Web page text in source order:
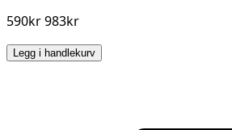
590kr 983kr
Legg i handlekurv